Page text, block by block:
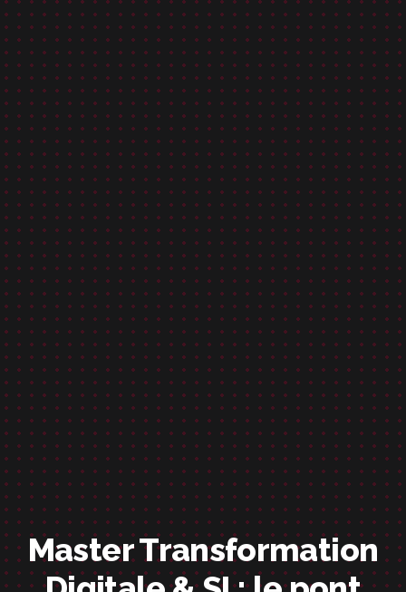
Master Transformation